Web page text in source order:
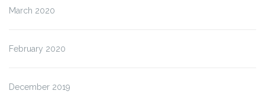
March 2020
February 2020
December 2019